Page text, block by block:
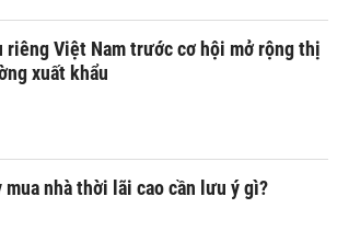
riêng Việt Nam trước cơ hội mở rộng thị
xuất khẩu
mua nhà thời lãi cao cần lưu ý gì?